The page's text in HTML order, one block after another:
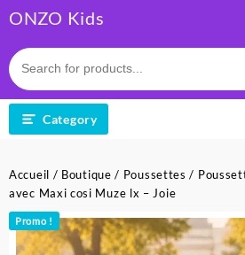
to
content
ONZO Kids
Category
Accueil / Boutique / Poussettes /
avec Maxi cosi Muze lx – Joie
Promo !